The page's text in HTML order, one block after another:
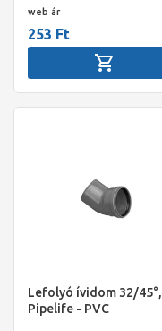
web ár
253 Ft
Lefolyó ívidom 32/45°,
Pipelife - PVC